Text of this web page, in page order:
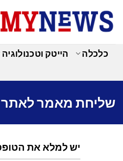
content
כלכלה הייטק וטכנולוגיה
שליחת מאמר לאתר
יש למלא את